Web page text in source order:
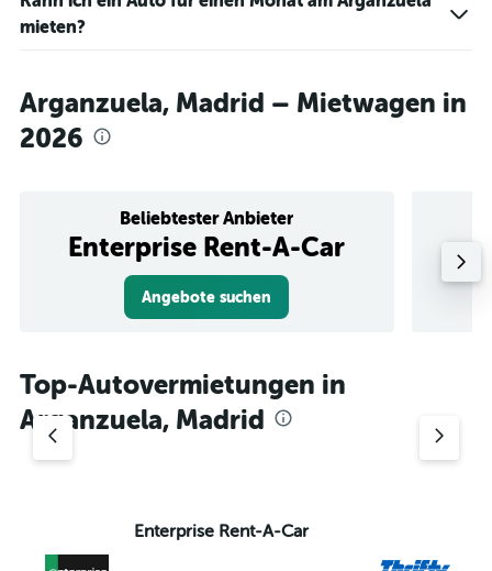
mieten?
Arganzuela, Madrid – Mietwagen in
2026
Beliebtester Anbieter
Enterprise Rent-A-Car
Angebote suchen
Top-Autovermietungen in
Arganzuela, Madrid
Enterprise Rent-A-Car